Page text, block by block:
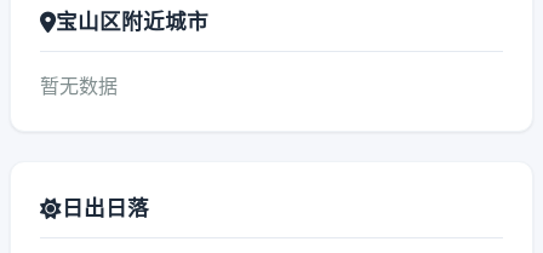
宝山区附近城市
暂无数据
日出日落